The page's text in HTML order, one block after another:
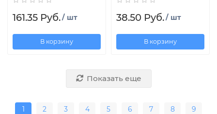
161.35 Руб./ шт
В корзину
38.50 Руб./ шт
В корзину
Показать еще
1 2 3 4 5 6 7 8 9